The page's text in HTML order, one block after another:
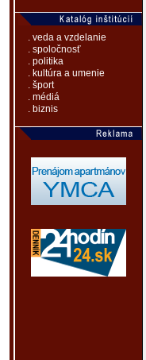
. veda a vzdelanie
. spoločnosť
. politika
. kultúra a umenie
. šport
. médiá
. biznis